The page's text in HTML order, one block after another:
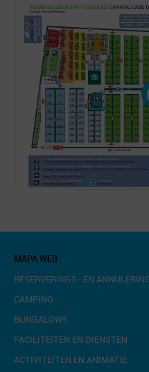
MAPA WEB
RESERVERINGS- EN
CAMPING
BUNGALOWS
FACILITEITEN EN DIENSTEN
ACTIVITEITEN EN ANIMATIE